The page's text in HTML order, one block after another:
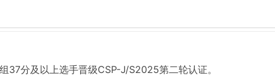
分及以上选手晋级CSP-J/S2025第二轮认证。